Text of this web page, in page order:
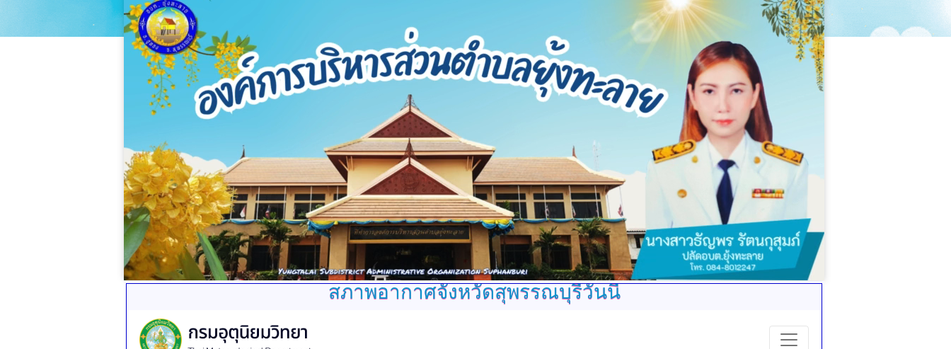
สภาพอากาศจังหวัดสุพรรณบุรีวันนี้